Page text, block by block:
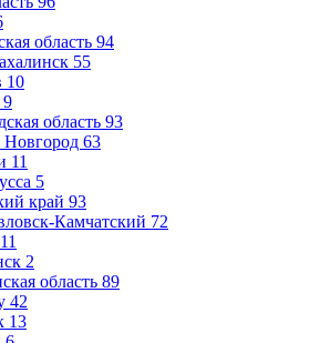
область 94
55
10
9
область 93
63
11
5
край 93
Камчатский 72
11
2
область 89
42
13